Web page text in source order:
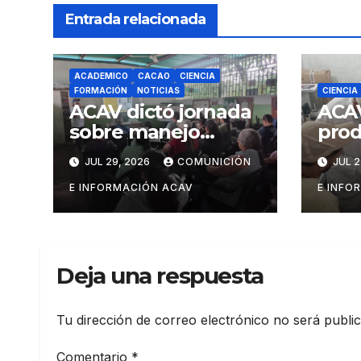
Entrada relacionada
ACADEMICO CACAO
CIENCIA
FORMACIÓN
NOTICIAS
ACAV dictó jornada
sobre manejo
fitosanitario del
cacao a
productores del
estado Barinas
JUL 29, 2026 COMUNICIÓN
E INFORMACIÓN ACAV
CIENCIA
JUL
E
Deja una respuesta
Tu dirección de correo electrónico no será
Comentario *